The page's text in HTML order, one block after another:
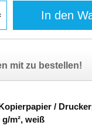
In den
mit zu bestellen!
/
m², weiß